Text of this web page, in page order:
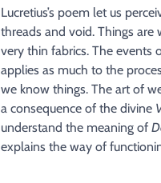
Texte
Bibliographie
Notes
Citer cet article
Auteur
Lucretius’s poem let us
threads and void. Things are
very thin fabrics. The events
applies as much to the
we know things. The art of
a consequence of the divine
understand the meaning of
explains the way of